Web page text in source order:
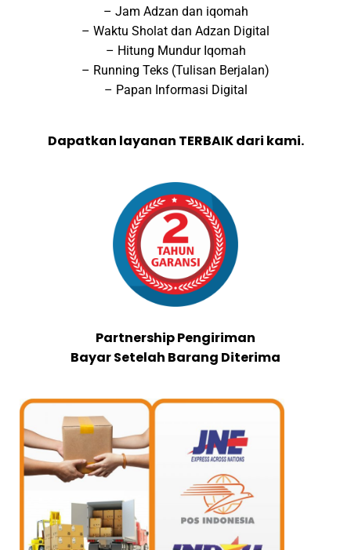
– Jam Adzan dan iqomah
– Waktu Sholat dan Adzan Digital
– Hitung Mundur Iqomah
– Running Teks (Tulisan Berjalan)
– Papan Informasi Digital
Dapatkan layanan TERBAIK dari kami.
Partnership Pengiriman
Bayar Setelah Barang Diterima